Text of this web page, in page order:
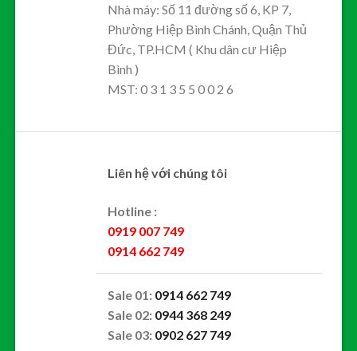
Nhà máy: Số 11 đường số 6, KP 7,
Phường Hiệp Bình Chánh, Quận Thủ
Đức, TP.HCM ( Khu dân cư Hiệp
Bình )
MST: 0 3 1 3 5 5 0 0 2 6
Liên hệ với chúng tôi
Hotline :
0919 007 749
0914 662 749
Sale 01: 0914 662 749
Sale 02: 0944 368 249
Sale 03: 0902 627 749